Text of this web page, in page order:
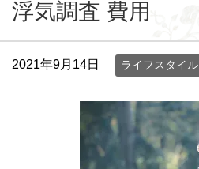
浮気調査 費用
2021年9月14日 ライフスタイル